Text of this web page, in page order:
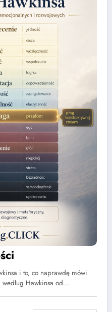
i to, co naprawdę mówi
według Hawkinsa od…